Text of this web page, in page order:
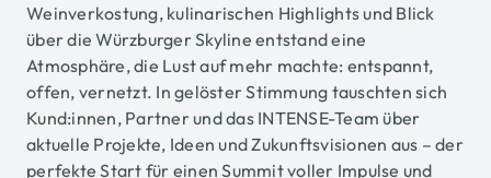
Weinverkostung, kulinarischen Highlights und Blick
über die Würzburger Skyline entstand eine
Atmosphäre, die Lust auf mehr machte: entspannt,
offen, vernetzt. In gelöster Stimmung tauschten sich
Kund:innen, Partner und das INTENSE-Team über
aktuelle Projekte, Ideen und Zukunftsvisionen aus – der
perfekte Start für einen Summit voller Impulse und